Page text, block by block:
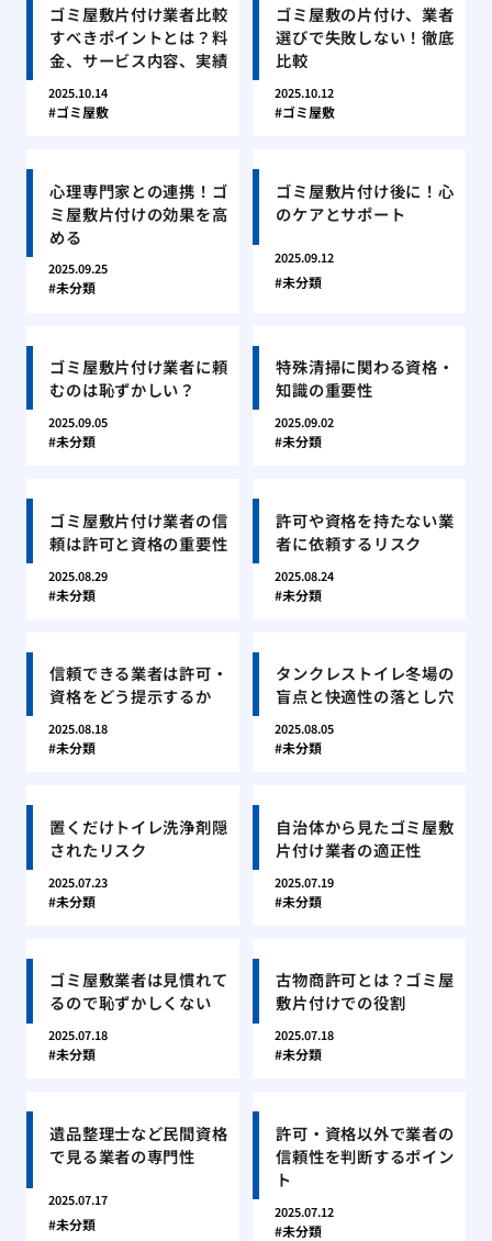
ゴミ屋敷片付け業者比較
すべきポイントとは？料
金、サービス内容、実績
2025.10.14
ゴミ屋敷
ゴミ屋敷の片付け、業者
選びで失敗しない！徹底
比較
2025.10.12
ゴミ屋敷
心理専門家との連携！ゴ
ミ屋敷片付けの効果を高
める
2025.09.25
未分類
ゴミ屋敷片付け後に！心
のケアとサポート
2025.09.12
未分類
ゴミ屋敷片付け業者に頼
むのは恥ずかしい？
2025.09.05
未分類
特殊清掃に関わる資格・
知識の重要性
2025.09.02
未分類
ゴミ屋敷片付け業者の信
頼は許可と資格の重要性
2025.08.29
未分類
許可や資格を持たない業
者に依頼するリスク
2025.08.24
未分類
信頼できる業者は許可・
資格をどう提示するか
2025.08.18
未分類
タンクレストイレ冬場の
盲点と快適性の落とし穴
2025.08.05
未分類
置くだけトイレ洗浄剤隠
されたリスク
2025.07.23
未分類
自治体から見たゴミ屋敷
片付け業者の適正性
2025.07.19
未分類
ゴミ屋敷業者は見慣れて
るので恥ずかしくない
2025.07.18
未分類
古物商許可とは？ゴミ屋
敷片付けでの役割
2025.07.18
未分類
遺品整理士など民間資格
で見る業者の専門性
2025.07.17
未分類
許可・資格以外で業者の
信頼性を判断するポイン
ト
2025.07.12
未分類